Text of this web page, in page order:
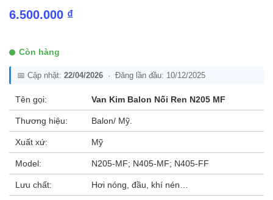
6.500.000 ₫
Còn hàng
📅 Cập nhật: 22/04/2026 · Đăng lần đầu: 10/12/2025
Tên gọi: Van Kim Balon Nối Ren N205 MF
Thương hiệu: Balon/ Mỹ.
Xuất xứ: Mỹ
Model: N205-MF; N405-MF; N405-FF
Lưu chất: Hơi nóng, đầu, khí nén…